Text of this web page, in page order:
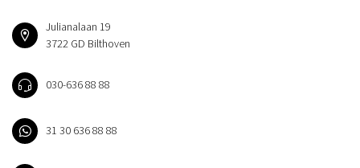
Julianalaan 19
3722 GD Bilthoven
030-636 88 88
31 30 636 88 88